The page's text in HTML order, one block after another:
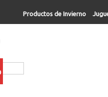
Productos de Invierno